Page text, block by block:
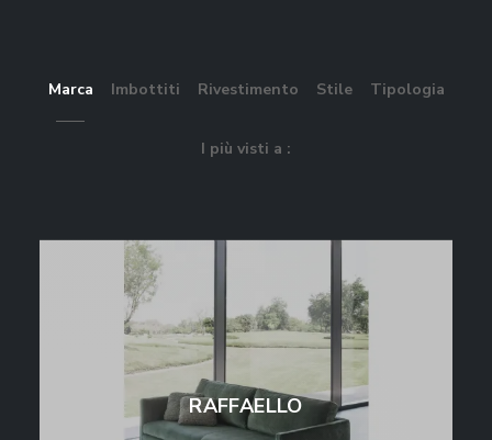
Marca Imbottiti Rivestimento Stile Tipologia
I più visti a :
RAFFAELLO